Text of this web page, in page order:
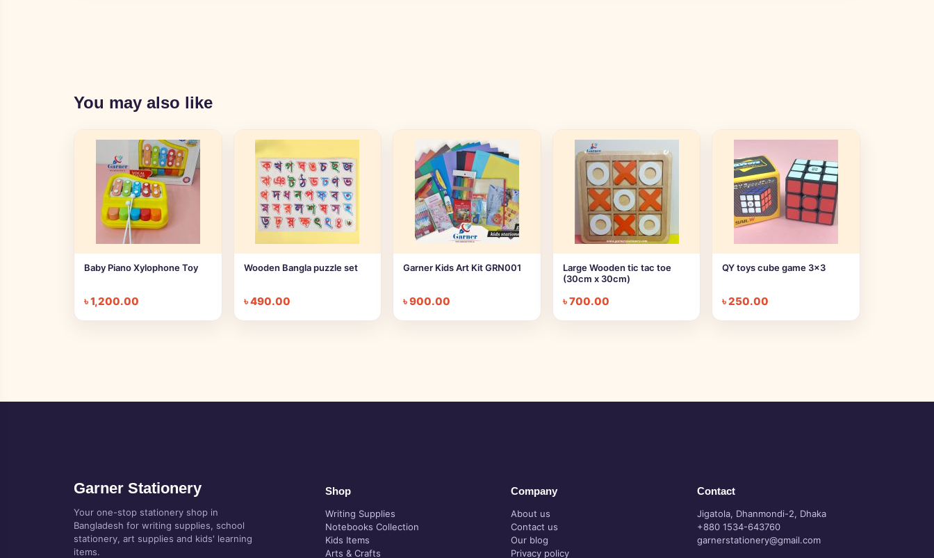
You may also like
Baby Piano Xylophone Toy
৳1,200.00
Wooden Bangla puzzle set
৳490.00
Garner Kids Art Kit GRN001
৳900.00
Large Wooden tic tac toe
(30cm x 30cm)
৳700.00
QY toys cube game 3x3
৳250.00
Garner Stationery
Your one-stop stationery shop in
Bangladesh for writing supplies, school
stationery, art supplies and kids' learning
items.
Shop
Writing Supplies
Notebooks Collection
Kids Items
Arts & Crafts
Company
About us
Contact us
Our blog
Privacy policy
Contact
Jigatola, Dhanmondi-2, Dhaka
+880 1534-643760
garnerstationery@gmail.com